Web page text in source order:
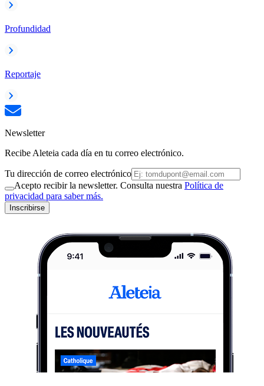
Profundidad
Reportaje
Newsletter
Recibe Aleteia cada día en tu correo electrónico.
Tu dirección de correo electrónico
Acepto recibir la newsletter. Consulta nuestra Política de
privacidad para saber más.
Inscribirse